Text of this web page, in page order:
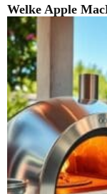
Welke Apple